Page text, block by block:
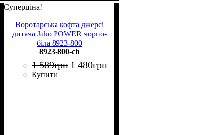
Суперціна!
Воротарська кофта джерсі
дитяча Jako POWER чорно-
біла 8923-800
8923-800-ch
1 589грн 1 480грн
Купити